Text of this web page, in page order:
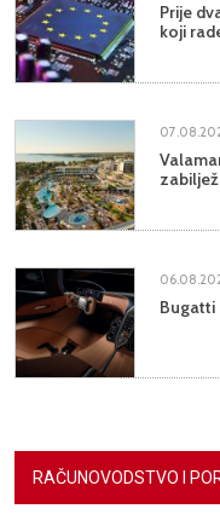
Prije
koji
Bugatti
RAČUNOVODSTVO I